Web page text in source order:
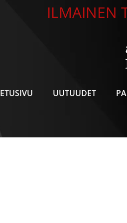
ILMAINEN
ETUSIVU UUTUUDET